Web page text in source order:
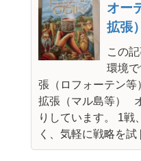
オー
拡張
この
環境
張（ロフォーテン等
拡張（マル島等）
りしています。 1戦
く、気軽に戦略を